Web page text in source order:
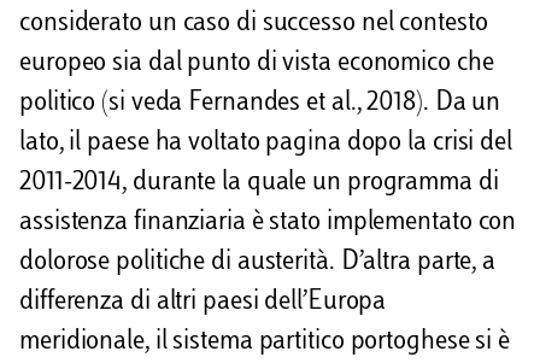
considerato un caso di successo nel contesto
europeo sia dal punto di vista economico che
politico (si veda Fernandes et al., 2018). Da un
lato, il paese ha voltato pagina dopo la crisi del
2011-2014, durante la quale un programma di
assistenza finanziaria è stato implementato con
dolorose politiche di austerità. D’altra parte, a
differenza di altri paesi dell’Europa
meridionale, il sistema partitico portoghese si è